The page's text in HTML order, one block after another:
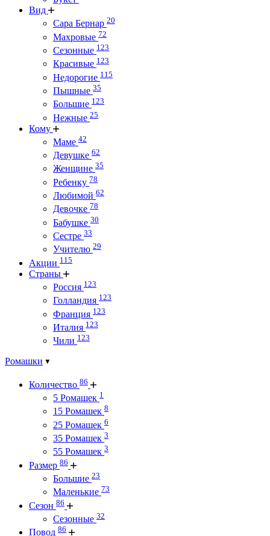
Вид
Сара Бернар 20
Махровые 72
Сезонные 123
Красивые 123
Недорогие 115
Пышные 35
Большие 123
Нежные 25
Кому
Маме 42
Девушке 62
Женщине 35
Ребенку 78
Любимой 62
Девочке 78
Бабушке 30
Сестре 33
Учителю 29
Акции 115
Страны
Россия 123
Голландия 123
Франция 123
Италия 123
Чили 123
Ромашки
Количество 86
5 Ромашек 1
15 Ромашек 8
25 Ромашек 6
35 Ромашек 3
55 Ромашек 3
Размер 86
Большие 23
Маленькие 73
Сезон 86
Сезонные 32
Повод 86